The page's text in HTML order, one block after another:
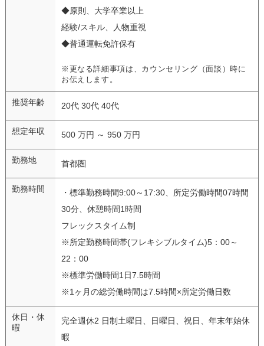
◆原則、大学卒業以上
経験/スキル、人物重視
◆普通運転免許保有
※更なる詳細事項は、カウンセリング（面談）時に
お伝えします。
推奨年齢 20代 30代 40代
想定年収 500 万円 ～ 950 万円
勤務地 首都圏
勤務時間
・標準勤務時間9:00～17:30、所定労働時間07時間
30分、休憩時間1時間
フレックスタイム制
※所定勤務時間帯(フレキシブルタイム)5：00～
22：00
※標準労働時間1日7.5時間
※1ヶ月の総労働時間は7.5時間×所定労働日数
休日・休
暇
完全週休2 日制土曜日、日曜日、祝日、年末年始休
暇